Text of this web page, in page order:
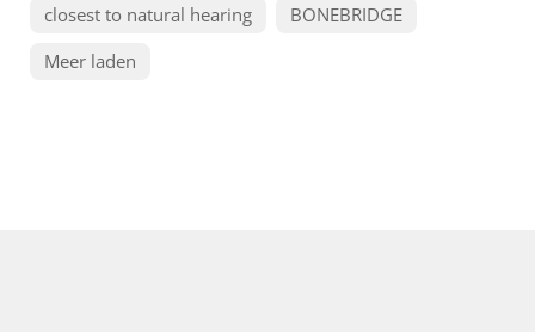
closest to natural hearing
BONEBRIDGE
Meer laden